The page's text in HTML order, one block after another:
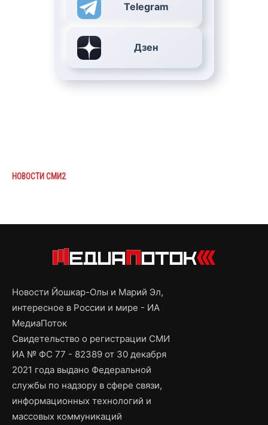
Telegram
Дзен
НОВОСТИ СМИ2
Новости Йошкар-Олы и Марий Эл,
интересное в России и мире - ИА
МедиаПоток
Свидетельство о регистрации СМИ
ИА № ФС 77 - 82389 от 30 декабря
2021 года выдано Федеральной
службы по надзору в сфере связи,
информационных технологий и
массовых коммуникаций